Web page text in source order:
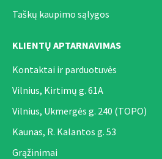
Taškų kaupimo sąlygos
KLIENTŲ APTARNAVIMAS
Kontaktai ir parduotuvės
Vilnius, Kirtimų g. 61A
Vilnius, Ukmergės g. 240 (TOPO)
Kaunas, R. Kalantos g. 53
Grąžinimai